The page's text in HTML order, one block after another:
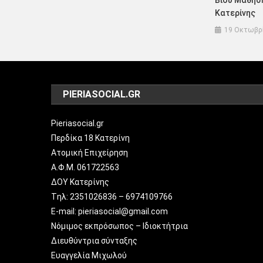
Κατερίνης
19
PIERIASOCIAL.GR
Pieriasocial.gr
Περδίκα 18 Κατερίνη
Ατομική Επιχείρηση
Α.Φ.Μ. 061722563
ΔΟΥ Κατερίνης
Tηλ: 2351026836 – 6974109766
E-mail: pieriasocial@gmail.com
Νόμιμος εκπρόσωπος – Ιδιοκτήτρια
Διευθύντρια σύνταξης
Ευαγγελία Μιχωλού